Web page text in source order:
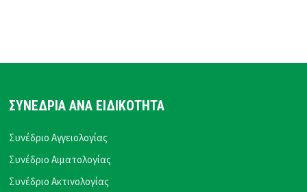
ΣΥΝΕΔΡΙΑ ΑΝΑ ΕΙΔΙΚΟΤΗΤΑ
Συνέδριο Αγγειολογίας
Συνέδριο Αιματολογίας
Συνέδριο Ακτινολογίας